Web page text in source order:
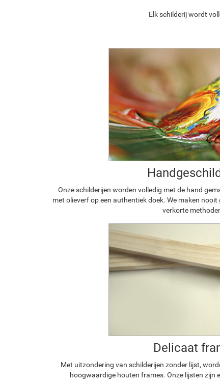
Elk schilderij wordt
Onze schilderijen worden volledig met de hand
met olieverf op een authentiek doek. We maken
verkorte
Delicaat
Met uitzondering van schilderijen zonder lijst,
hoogwaardige houten frames. Onze lijsten zijn